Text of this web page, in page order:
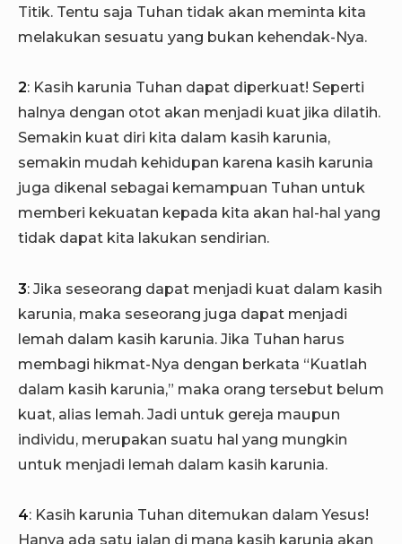
Titik. Tentu saja Tuhan tidak akan meminta kita
melakukan sesuatu yang bukan kehendak-Nya.
2: Kasih karunia Tuhan dapat diperkuat! Seperti
halnya dengan otot akan menjadi kuat jika dilatih.
Semakin kuat diri kita dalam kasih karunia,
semakin mudah kehidupan karena kasih karunia
juga dikenal sebagai kemampuan Tuhan untuk
memberi kekuatan kepada kita akan hal-hal yang
tidak dapat kita lakukan sendirian.
3: Jika seseorang dapat menjadi kuat dalam kasih
karunia, maka seseorang juga dapat menjadi
lemah dalam kasih karunia. Jika Tuhan harus
membagi hikmat-Nya dengan berkata “Kuatlah
dalam kasih karunia,” maka orang tersebut belum
kuat, alias lemah. Jadi untuk gereja maupun
individu, merupakan suatu hal yang mungkin
untuk menjadi lemah dalam kasih karunia.
4: Kasih karunia Tuhan ditemukan dalam Yesus!
Hanya ada satu jalan di mana kasih karunia akan